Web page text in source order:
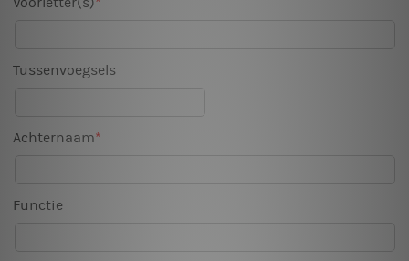
Tussenvoegsels
Achternaam
Functie